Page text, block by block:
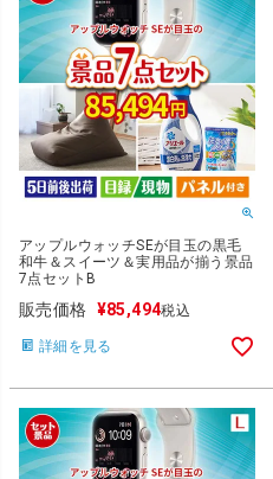
アップルウォッチSEが目玉の黒毛
和牛＆スイーツ＆実用品が揃う景品
7点セットB
販売価格 ¥85,494税込
詳細を見る